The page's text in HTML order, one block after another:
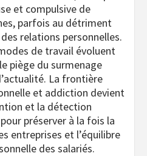
et compulsive de
parfois au détriment
relations personnelles.
de travail évoluent
piège du surmenage
La frontière
et addiction devient
et la détection
préserver à la fois la
entreprises et l’équilibre
des salariés.